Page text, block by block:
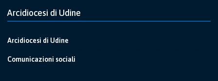
Arcidiocesi di Udine
Arcidiocesi di Udine
Comunicazioni sociali